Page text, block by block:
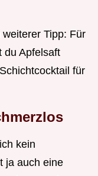
Tipp: Für
du Apfelsaft
für
kein
ja auch eine